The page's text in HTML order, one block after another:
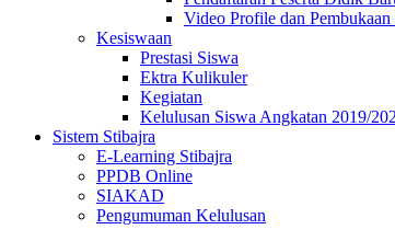
Video Profile dan
Kesiswaan
Prestasi Siswa
Ektra Kulikuler
Kegiatan
Kelulusan Siswa Angkatan 2019/
Sistem Stibajra
E-Learning Stibajra
PPDB Online
SIAKAD
Pengumuman Kelulusan